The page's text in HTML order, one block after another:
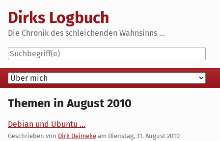
content
Dirks Logbuch
Die Chronik des schleichenden Wahnsinns ...
Navigation
Themen in August 2010
Debian und Ubuntu ...
Geschrieben von Dirk Deimeke am Dienstag, 31. August 2010